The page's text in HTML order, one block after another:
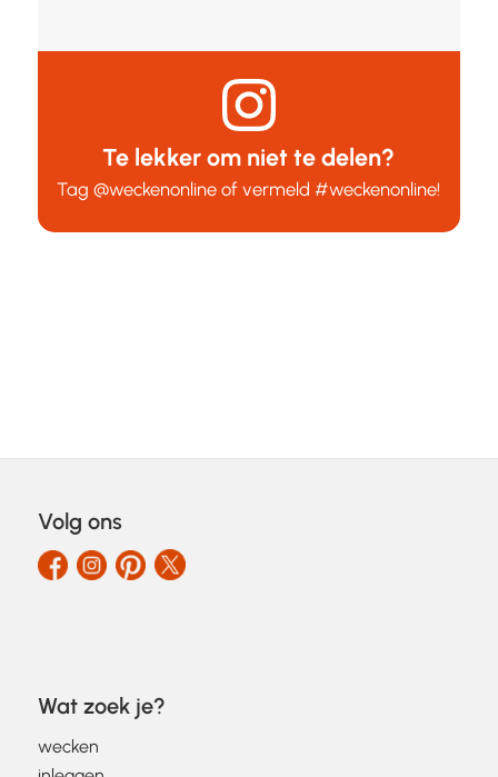
Te lekker om niet te delen?
Tag@weckenonline of vermeld#weckenonline!
Volg ons
Wat zoek je?
wecken